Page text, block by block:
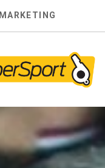
MARKETING